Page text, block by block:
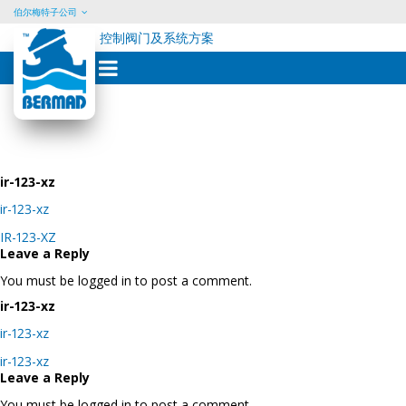
Skip
content
伯尔梅特子公司
控制阀门及系统方案
ir-123-xz
ir-123-xz
Post
navigation
IR-123-XZ
Leave a Reply
You must be logged in to post a comment.
ir-123-xz
ir-123-xz
Post
navigation
ir-123-xz
Leave a Reply